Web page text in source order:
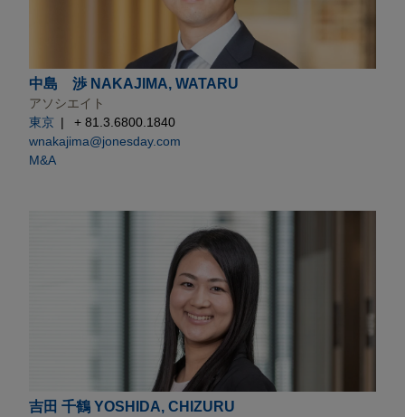
中島 渉 NAKAJIMA, WATARU
アソシエイト
東京
+ 81.3.6800.1840
wnakajima@jonesday.com
M&A
吉田 千鶴 YOSHIDA, CHIZURU